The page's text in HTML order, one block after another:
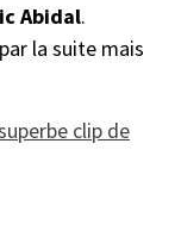
Abidal.
la suite mais
clip de